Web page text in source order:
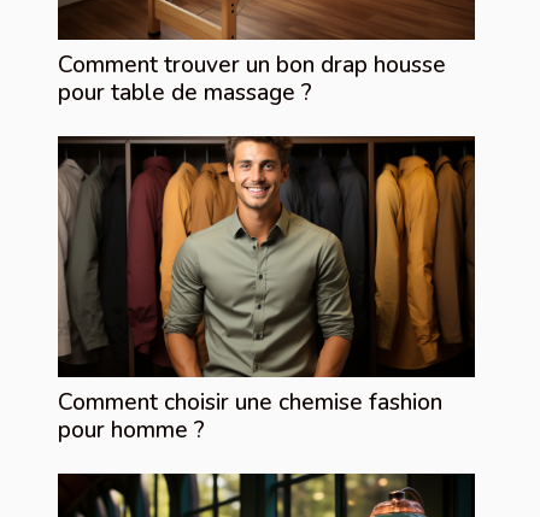
Comment trouver un bon drap housse
pour table de massage ?
Comment choisir une chemise fashion
pour homme ?